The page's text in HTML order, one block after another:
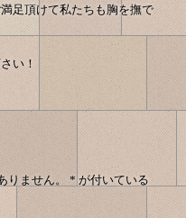
足頂けて私たちも胸を撫で
い！
りません。 * が付いている